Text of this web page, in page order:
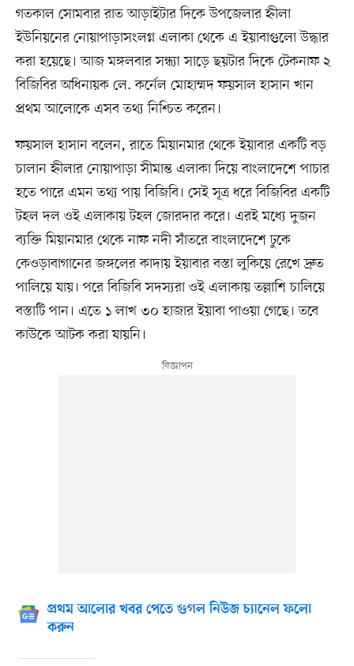
গতকাল সোমবার রাত আড়াইটার দিকে উপজেলার হ্নীলা
ইউনিয়নের নোয়াপাড়াসংলগ্ন এলাকা থেকে এ ইয়াবাগুলো উদ্ধার
করা হয়েছে। আজ মঙ্গলবার সন্ধ্যা সাড়ে ছয়টার দিকে টেকনাফ ২
বিজিবির অধিনায়ক লে. কর্নেল মোহাম্মদ ফয়সাল হাসান খান
প্রথম আলোকে এসব তথ্য নিশ্চিত করেন।
ফয়সাল হাসান বলেন, রাতে মিয়ানমার থেকে ইয়াবার একটি বড়
চালান হ্নীলার নোয়াপাড়া সীমান্ত এলাকা দিয়ে বাংলাদেশে পাচার
হতে পারে এমন তথ্য পায় বিজিবি। সেই সূত্র ধরে বিজিবির একটি
টহল দল ওই এলাকায় টহল জোরদার করে। এরই মধ্যে দুজন
ব্যক্তি মিয়ানমার থেকে নাফ নদী সাঁতরে বাংলাদেশে ঢুকে
কেওড়াবাগানের জঙ্গলের কাদায় ইয়াবার বস্তা লুকিয়ে রেখে দ্রুত
পালিয়ে যায়। পরে বিজিবি সদস্যরা ওই এলাকায় তল্লাশি চালিয়ে
বস্তাটি পান। এতে ১ লাখ ৩০ হাজার ইয়াবা পাওয়া গেছে। তবে
কাউকে আটক করা যায়নি।
প্রথম আলোর খবর পেতে গুগল নিউজ চ্যানেল ফলো
করুন